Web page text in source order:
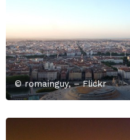
© romainguy, – Flickr